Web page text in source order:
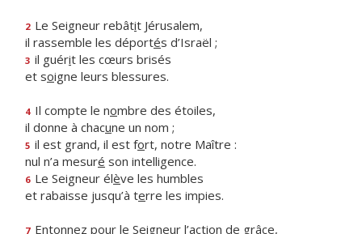
2 Le Seigneur rebâtit Jérusalem,
il rassemble les déportés d’Israël ;
3 il guérit les cœurs brisés
et soigne leurs blessures.
4 Il compte le nombre des étoiles,
il donne à chacune un nom ;
5 il est grand, il est fort, notre Maître :
nul n’a mesuré son intelligence.
6 Le Seigneur élève les humbles
et rabaisse jusqu’à terre les impies.
7 Entonnez pour le Seigneur l’action de grâce,